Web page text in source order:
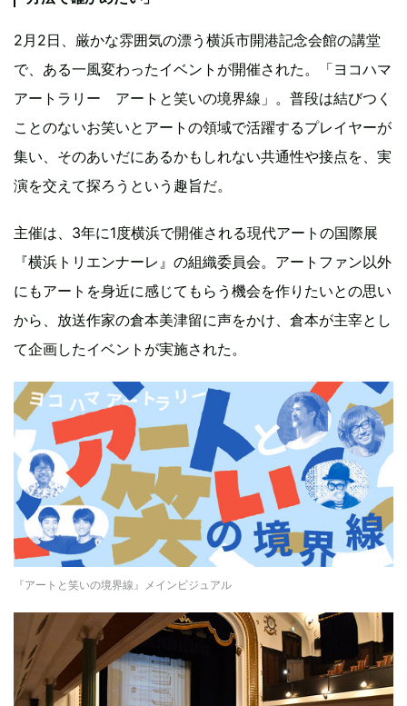
2月2日、厳かな雰囲気の漂う横浜市開港記念会館の講堂
で、ある一風変わったイベントが開催された。「ヨコハマ
アートラリー アートと笑いの境界線」。普段は結びつく
ことのないお笑いとアートの領域で活躍するプレイヤーが
集い、そのあいだにあるかもしれない共通性や接点を、実
演を交えて探ろうという趣旨だ。
主催は、3年に1度横浜で開催される現代アートの国際展
『横浜トリエンナーレ』の組織委員会。アートファン以外
にもアートを身近に感じてもらう機会を作りたいとの思い
から、放送作家の倉本美津留に声をかけ、倉本が主宰とし
て企画したイベントが実施された。
『アートと笑いの境界線』メインビジュアル